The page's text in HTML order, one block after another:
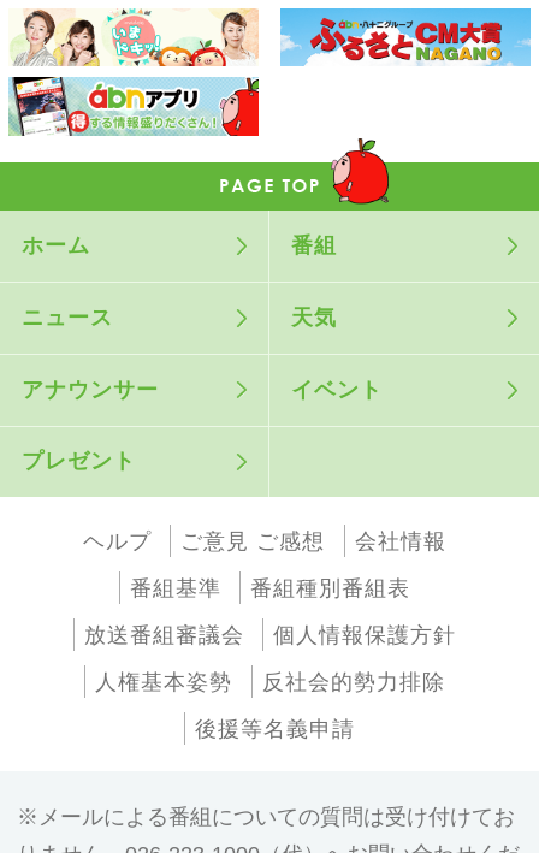
ホーム 番組
ニュース 天気
アナウンサー イベント
プレゼント
ヘルプ ご意見 ご感想
会社情報
番組基準
番組種別番組表
放送番組審議会
個人情報保護方針
人権基本姿勢
反社会的勢力排除
後援等名義申請
メールによる番組についての質問は受け付けてお